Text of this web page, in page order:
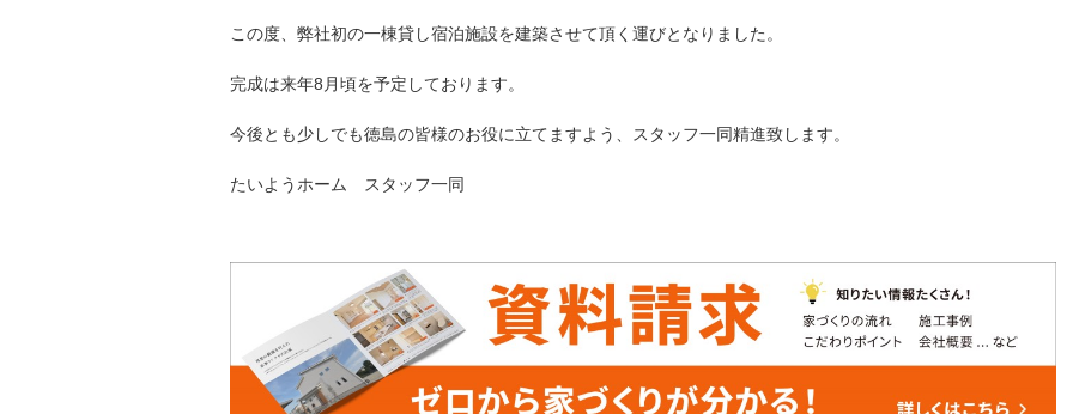
この度、弊社初の一棟貸し宿泊施設を建築させて頂く運びとなりました。
完成は来年8月頃を予定しております。
今後とも少しでも徳島の皆様のお役に立てますよう、スタッフ一同精進致します。
たいようホーム スタッフ一同